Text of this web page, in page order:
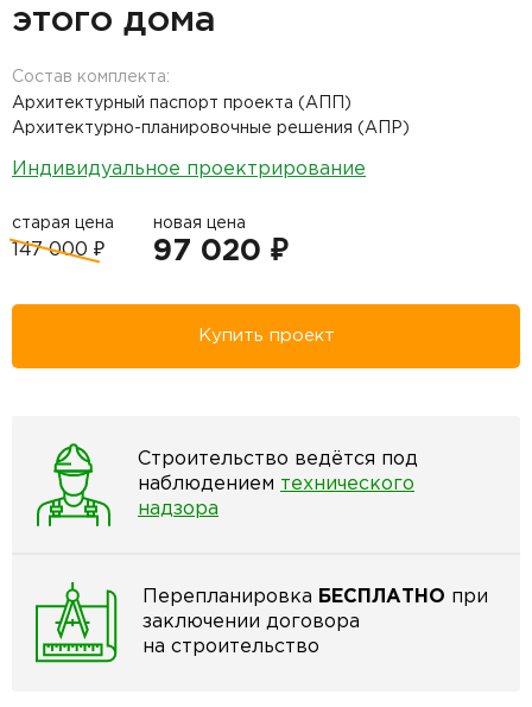
этого дома
Состав комплекта:
Архитектурный паспорт проекта (АПП)
Архитектурно-планировочные решения (АПР)
Индивидуальное проектрирование
старая цена
147 000 ₽
новая цена
97 020 ₽
Купить проект
Строительство ведётся под
наблюдением технического
надзора
Перепланировка БЕСПЛАТНО при
заключении договора
на строительство